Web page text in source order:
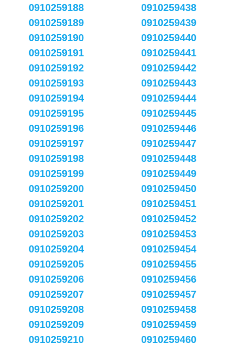
0910259188
0910259189
0910259190
0910259191
0910259192
0910259193
0910259194
0910259195
0910259196
0910259197
0910259198
0910259199
0910259200
0910259201
0910259202
0910259203
0910259204
0910259205
0910259206
0910259207
0910259208
0910259209
0910259210
0910259438
0910259439
0910259440
0910259441
0910259442
0910259443
0910259444
0910259445
0910259446
0910259447
0910259448
0910259449
0910259450
0910259451
0910259452
0910259453
0910259454
0910259455
0910259456
0910259457
0910259458
0910259459
0910259460